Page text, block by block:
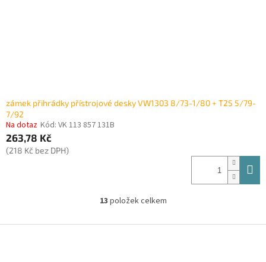
zámek přihrádky přístrojové desky VW1303 8/73-1/80 + T25 5/79-
7/92
Na dotaz Kód: VK 113 857 131B
263,78 Kč
(218 Kč bez DPH)
O
l
13 položek celkem